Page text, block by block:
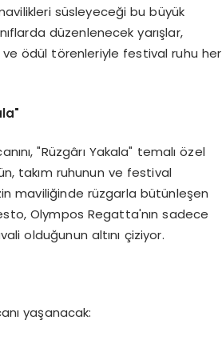
süsleyeceği bu büyük
düzenlenecek yarışlar,
ve ödül törenleriyle festival ruhu her
"Rüzgârı Yakala" temalı özel
takım ruhunun ve festival
maviliğinde rüzgarla bütünleşen
Olympos Regatta'nın sadece
olduğunun altını çiziyor.
yaşanacak: